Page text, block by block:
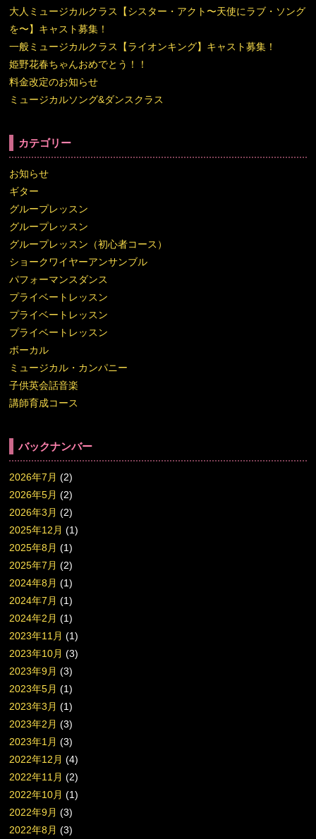
大人ミュージカルクラス【シスター・アクト〜天使にラブ・ソング
を〜】キャスト募集！
一般ミュージカルクラス【ライオンキング】キャスト募集！
姫野花春ちゃんおめでとう！！
料金改定のお知らせ
ミュージカルソング&ダンスクラス
カテゴリー
お知らせ
ギター
グループレッスン
グループレッスン
グループレッスン（初心者コース）
ショークワイヤーアンサンブル
パフォーマンスダンス
プライベートレッスン
プライベートレッスン
プライベートレッスン
ボーカル
ミュージカル・カンパニー
子供英会話音楽
講師育成コース
バックナンバー
2026年7月 (2)
2026年5月 (2)
2026年3月 (2)
2025年12月 (1)
2025年8月 (1)
2025年7月 (2)
2024年8月 (1)
2024年7月 (1)
2024年2月 (1)
2023年11月 (1)
2023年10月 (3)
2023年9月 (3)
2023年5月 (1)
2023年3月 (1)
2023年2月 (3)
2023年1月 (3)
2022年12月 (4)
2022年11月 (2)
2022年10月 (1)
2022年9月 (3)
2022年8月 (3)